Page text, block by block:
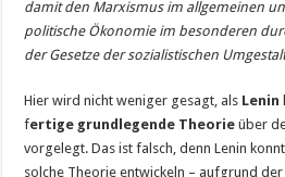
damit den Marxismus im allgemeinen
politische Ökonomie im besonderen
der Gesetze der sozialistischen
Hier wird nicht weniger gesagt, als Lenin
fertige grundlegende Theorieüber
vorgelegt. Das ist falsch, denn Lenin
solche Theorie entwickeln – aufgrund